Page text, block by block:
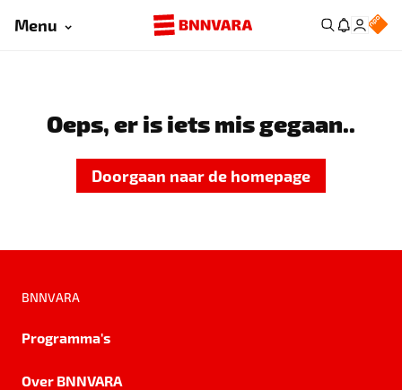
Menu
Oeps, er is iets mis gegaan..
Doorgaan naar de homepage
BNNVARA
Programma's
Over BNNVARA